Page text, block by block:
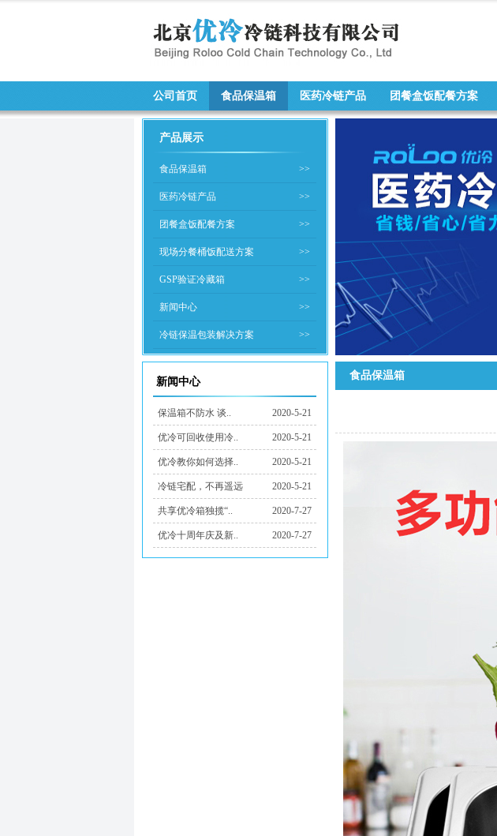
公司首页 食品保温箱 医药冷链产品 团餐盒饭配餐方案
产品展示
食品保温箱 >>
医药冷链产品 >>
团餐盒饭配餐方案 >>
现场分餐桶饭配送方案 >>
GSP验证冷藏箱 >>
新闻中心 >>
冷链保温包装解决方案 >>
新闻中心
保温箱不防水 谈.. 2020-5-21
优冷可回收使用冷.. 2020-5-21
优冷教你如何选择.. 2020-5-21
冷链宅配，不再遥远 2020-5-21
共享优冷箱独揽“.. 2020-7-27
优冷十周年庆及新.. 2020-7-27
食品保温箱